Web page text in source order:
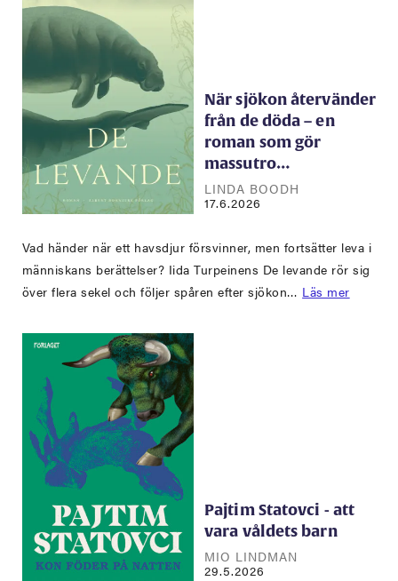
När sjökon återvänder
från de döda – en
roman som gör
massutro…
LINDA BOODH
17.6.2026
Vad händer när ett havsdjur försvinner, men fortsätter leva i
människans berättelser? Iida Turpeinens De levande rör sig
över flera sekel och följer spåren efter sjökon… Läs mer
Pajtim Statovci - att
vara våldets barn
MIO LINDMAN
29.5.2026